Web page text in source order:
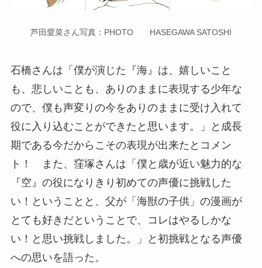
芦田愛菜さん写真：PHOTO HASEGAWA SATOSHI
石橋さんは「僕が演じた『海』は、嬉しいこと
も、悲しいことも、ありのままに表現する少年な
ので、僕も声変りの今をありのままに受け入れて
役に入り込むことができたと思います。」と成長
期である今だからこその表現が出来たとコメン
ト！ また、窪塚さんは「僕と歳が近い魅力的な
『空』の役になりきり初めての声優に挑戦した
い！ということと、父が「海獣の子供」の漫画が
とても好きだということで、コレはやるしかな
い！と思い挑戦しました。」と初挑戦となる声優
への思いを語った。